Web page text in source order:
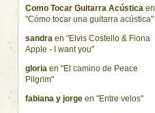
Como Tocar Guitarra Acústica en
"Cómo tocar una guitarra acústica"
sandra en "Elvis Costello & Fiona
Apple - I want you"
gloria en "El camino de Peace
Pilgrim"
fabiana y jorge en "Entre velos"